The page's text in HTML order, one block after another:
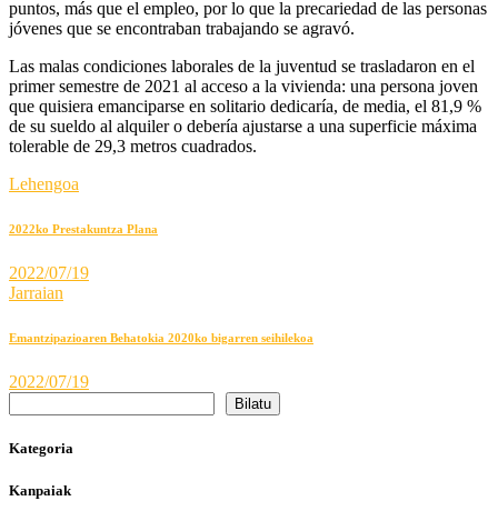
puntos, más que el empleo, por lo que la precariedad de las personas
jóvenes que se encontraban trabajando se agravó.
Las malas condiciones laborales de la juventud se trasladaron en el
primer semestre de 2021 al acceso a la vivienda: una persona joven
que quisiera emanciparse en solitario dedicaría, de media, el 81,9 %
de su sueldo al alquiler o debería ajustarse a una superficie máxima
tolerable de 29,3 metros cuadrados.
Lehengoa
2022ko Prestakuntza Plana
2022/07/19
Jarraian
Emantzipazioaren Behatokia 2020ko bigarren seihilekoa
2022/07/19
Bilatu
Kategoria
Kanpaiak